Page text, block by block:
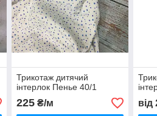
Трикотаж дитячий
інтерлок Пенье 40/1
225₴/м від